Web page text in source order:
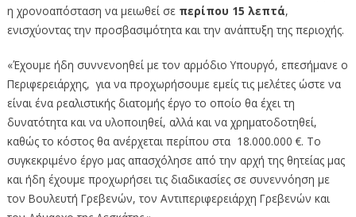
η χρονοαπόσταση να μειωθεί σε περίπου 15 λεπτά,
ενισχύοντας την προσβασιμότητα και την ανάπτυξη της περιοχής.
«Έχουμε ήδη συννενοηθεί με τον αρμόδιο Υπουργό, επεσήμανε ο
Περιφερειάρχης, για να προχωρήσουμε εμείς τις μελέτες ώστε να
είναι ένα ρεαλιστικής διατομής έργο το οποίο θα έχει τη
δυνατότητα και να υλοποιηθεί, αλλά και να χρηματοδοτηθεί,
καθώς το κόστος θα ανέρχεται περίπου στα 18.000.000 €. Το
συγκεκριμένο έργο μας απασχόλησε από την αρχή της θητείας μας
και ήδη έχουμε προχωρήσει τις διαδικασίες σε συνεννόηση με
τον Βουλευτή Γρεβενών, τον Αντιπεριφερειάρχη Γρεβενών και